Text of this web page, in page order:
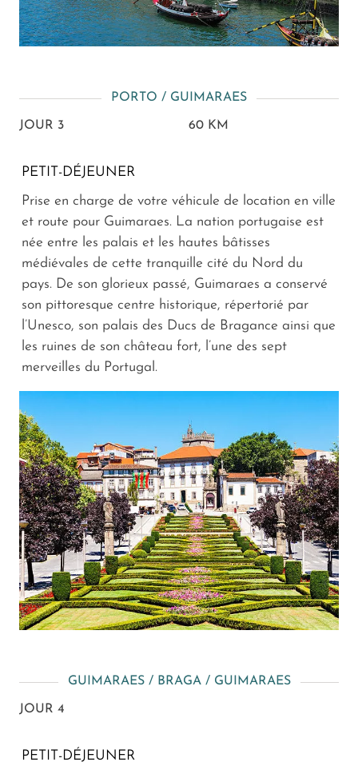
PORTO / GUIMARAES
JOUR 3 60 KM
PETIT-DÉJEUNER
Prise en charge de votre véhicule de location en ville
et route pour Guimaraes. La nation portugaise est
née entre les palais et les hautes bâtisses
médiévales de cette tranquille cité du Nord du
pays. De son glorieux passé, Guimaraes a conservé
son pittoresque centre historique, répertorié par
l’Unesco, son palais des Ducs de Bragance ainsi que
les ruines de son château fort, l’une des sept
merveilles du Portugal.
GUIMARAES / BRAGA / GUIMARAES
JOUR 4
PETIT-DÉJEUNER